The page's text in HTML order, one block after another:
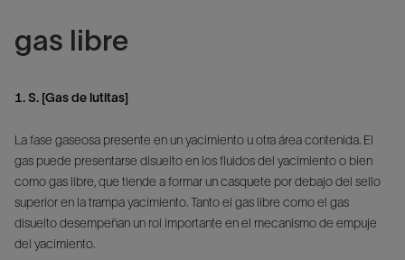
gas libre
1. S. [Gas de lutitas]
La fase gaseosa presente en un yacimiento u otra área contenida. El
gas puede presentarse disuelto en los fluidos del yacimiento o bien
como gas libre, que tiende a formar un casquete por debajo del sello
superior en la trampa yacimiento. Tanto el gas libre como el gas
disuelto desempeñan un rol importante en el mecanismo de empuje
del yacimiento.